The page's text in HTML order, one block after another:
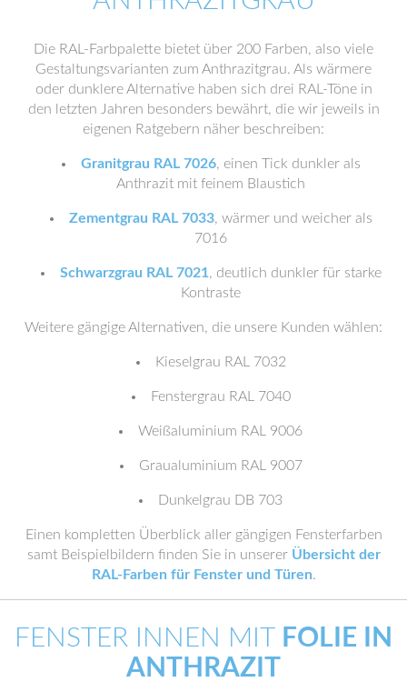
Die RAL-Farbpalette bietet über 200 Farben, also viele
Gestaltungsvarianten zum Anthrazitgrau. Als wärmere
oder dunklere Alternative haben sich drei RAL-Töne in
den letzten Jahren besonders bewährt, die wir jeweils in
eigenen Ratgebern näher beschreiben:
Granitgrau RAL 7026, einen Tick dunkler als
Anthrazit mit feinem Blaustich
Zementgrau RAL 7033, wärmer und weicher als
7016
Schwarzgrau RAL 7021, deutlich dunkler für starke
Kontraste
Weitere gängige Alternativen, die unsere Kunden wählen:
Kieselgrau RAL 7032
Fenstergrau RAL 7040
Weißaluminium RAL 9006
Graualuminium RAL 9007
Dunkelgrau DB 703
Einen kompletten Überblick aller gängigen Fensterfarben
samt Beispielbildern finden Sie in unserer Übersicht der
RAL-Farben für Fenster und Türen.
FENSTER INNEN MIT
FOLIE IN
ANTHRAZIT